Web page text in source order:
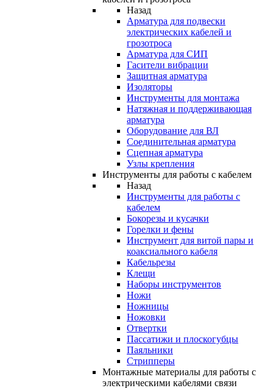
Назад
Арматура для подвески
электрических кабелей и
грозотроса
Арматура для СИП
Гасители вибрации
Защитная арматура
Изоляторы
Инструменты для монтажа
Натяжная и поддерживающая
арматура
Оборудование для ВЛ
Соединительная арматура
Сцепная арматура
Узлы крепления
Инструменты для работы с кабелем
Назад
Инструменты для работы с
кабелем
Бокорезы и кусачки
Горелки и фены
Инструмент для витой пары и
коаксиального кабеля
Кабельрезы
Клещи
Наборы инструментов
Ножи
Ножницы
Ножовки
Отвертки
Пассатижи и плоскогубцы
Паяльники
Стрипперы
Монтажные материалы для работы с
электрическими кабелями связи